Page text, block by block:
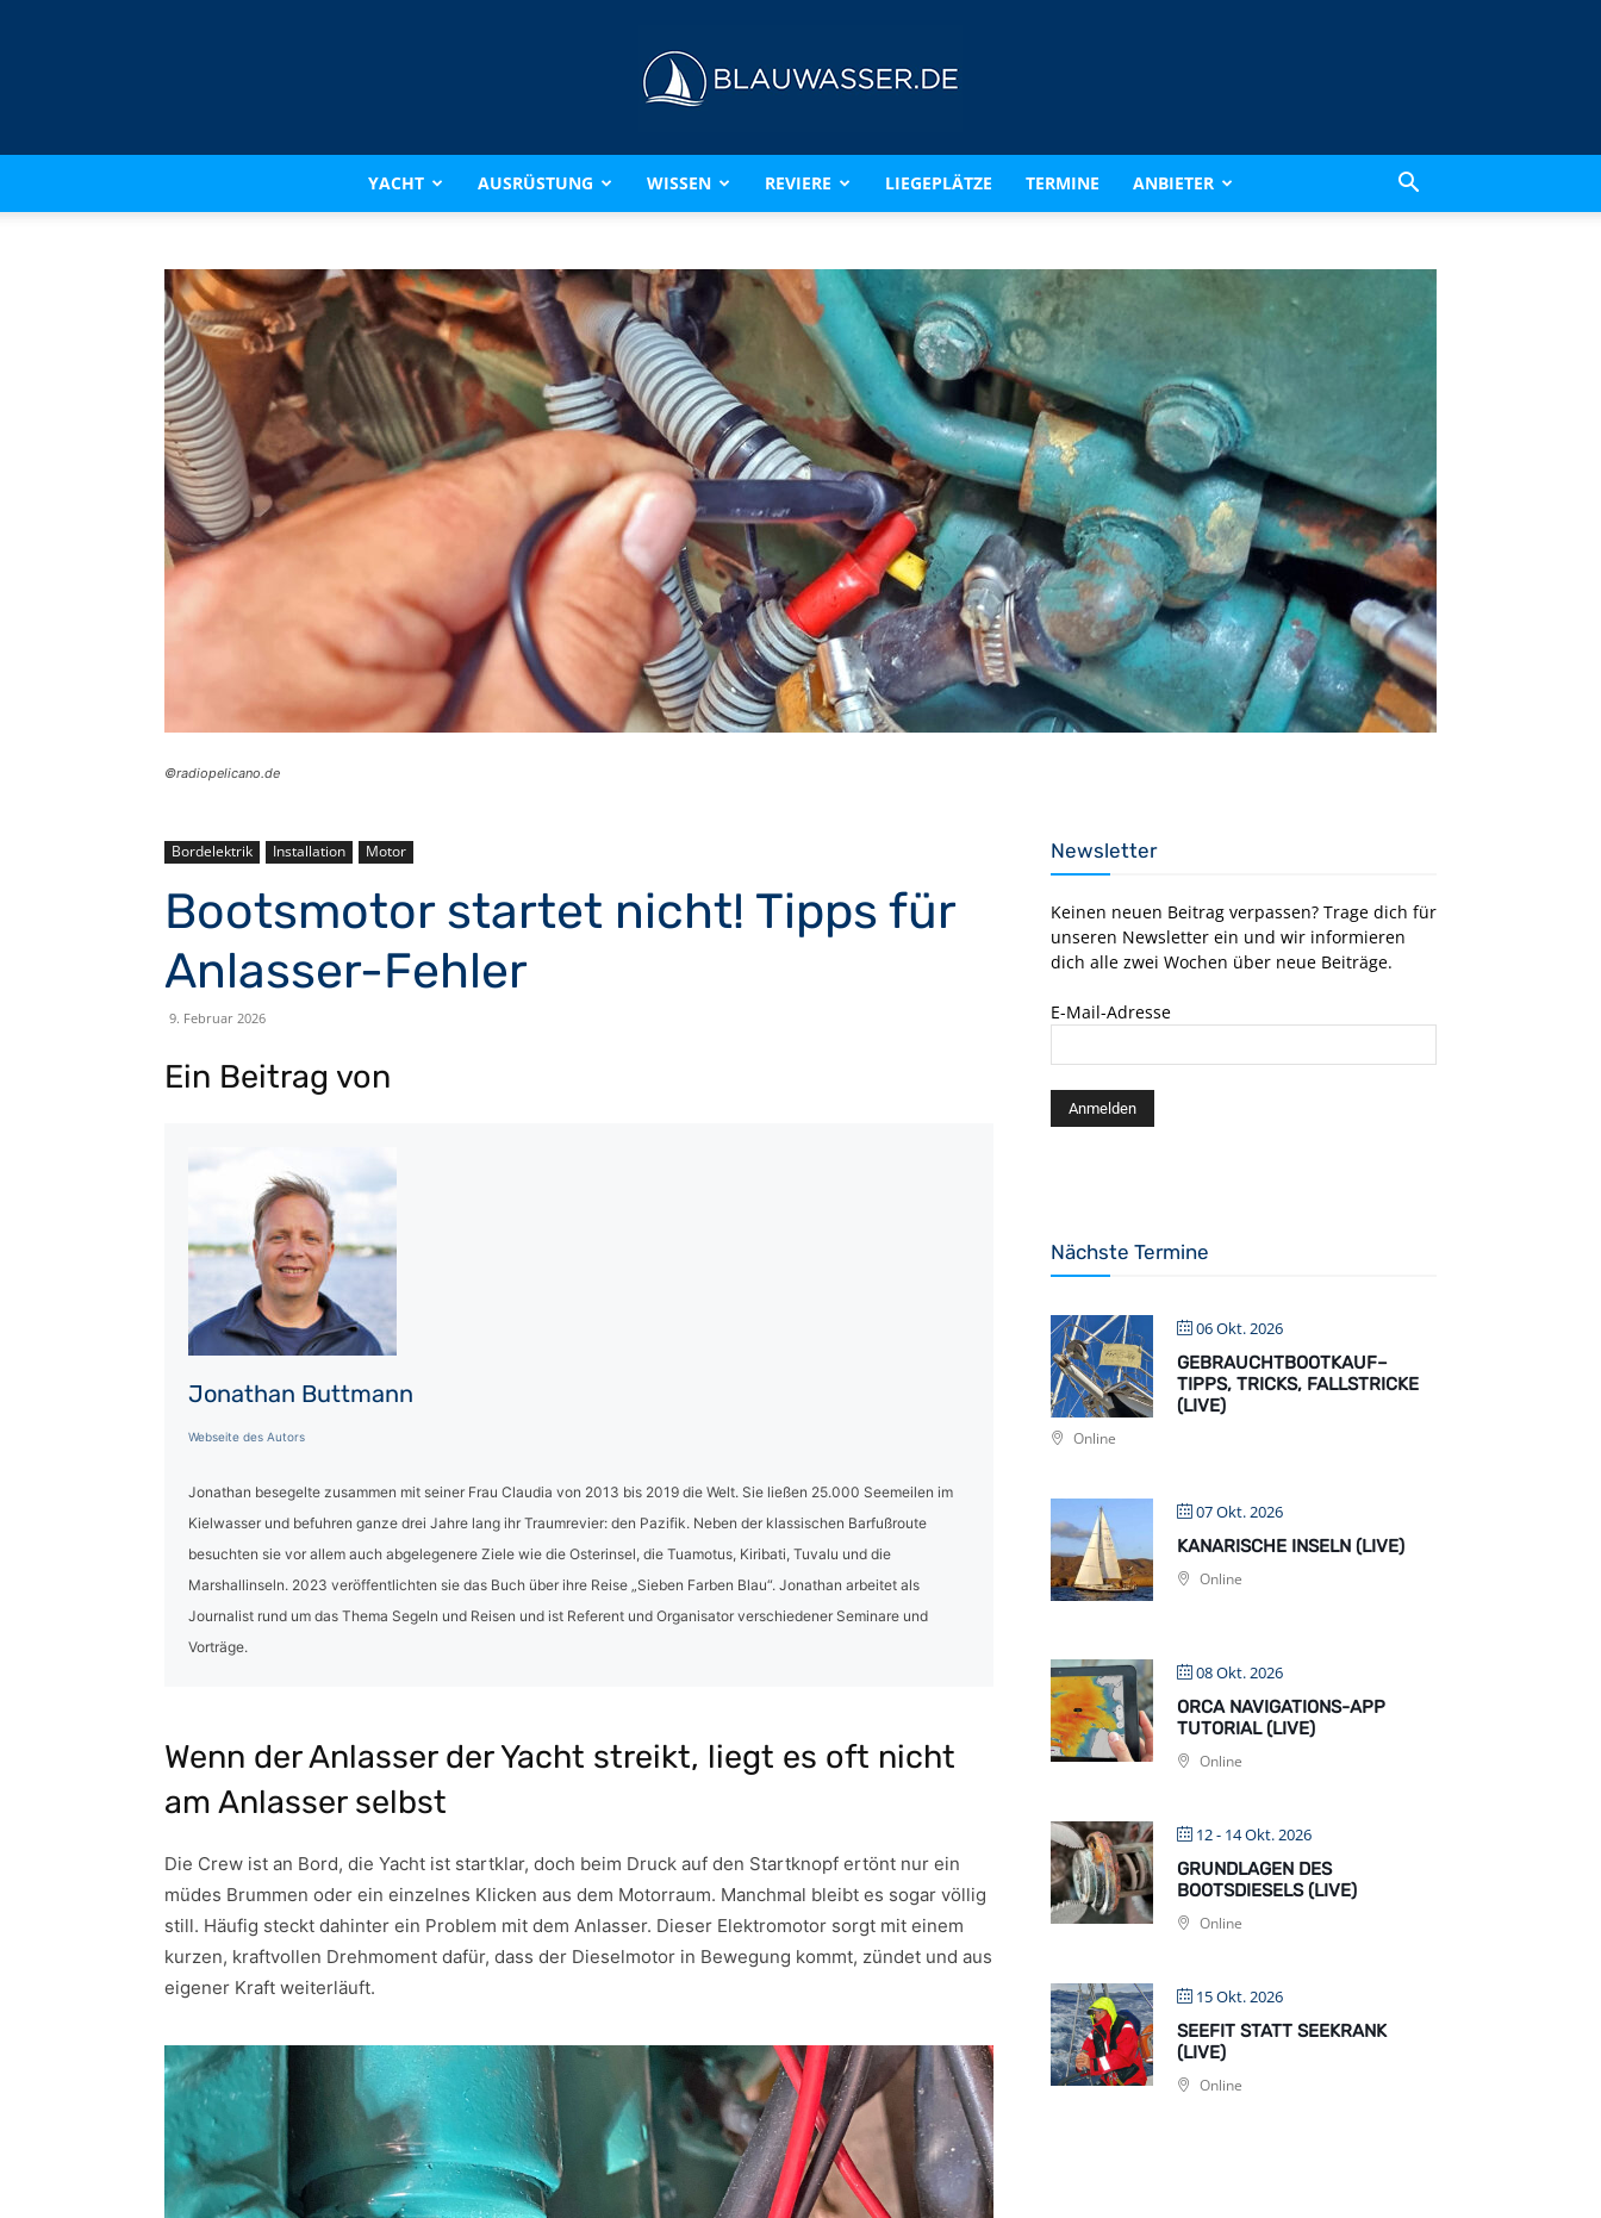
BLAUWASSER.DE
YACHT AUSRÜSTUNG WISSEN REVIERE LIEGEPLÄTZE TERMINE ANBIETER
©radiopelicano.de
Bordelektrik Installation Motor
Bootsmotor startet nicht! Tipps für
Anlasser-Fehler
9. Februar 2026
Ein Beitrag von
Jonathan Buttmann
Webseite des Autors
Jonathan besegelte zusammen mit seiner Frau Claudia von 2013 bis 2019 die Welt. Sie ließen 25.000 Seemeilen im
Kielwasser und befuhren ganze drei Jahre lang ihr Traumrevier: den Pazifik. Neben der klassischen Barfußroute
besuchten sie vor allem auch abgelegenere Ziele wie die Osterinsel, die Tuamotus, Kiribati, Tuvalu und die
Marshallinseln. 2023 veröffentlichten sie das Buch über ihre Reise „Sieben Farben Blau“. Jonathan arbeitet als
Journalist rund um das Thema Segeln und Reisen und ist Referent und Organisator verschiedener Seminare und
Vorträge.
Wenn der Anlasser der Yacht streikt, liegt es oft nicht
am Anlasser selbst
Die Crew ist an Bord, die Yacht ist startklar, doch beim Druck auf den Startknopf ertönt nur ein
müdes Brummen oder ein einzelnes Klicken aus dem Motorraum. Manchmal bleibt es sogar völlig
still. Häufig steckt dahinter ein Problem mit dem Anlasser. Dieser Elektromotor sorgt mit einem
kurzen, kraftvollen Drehmoment dafür, dass der Dieselmotor in Bewegung kommt, zündet und aus
eigener Kraft weiterläuft.
Newsletter
Keinen neuen Beitrag verpassen? Trage dich für
unseren Newsletter ein und wir informieren
dich alle zwei Wochen über neue Beiträge.
E-Mail-Adresse
Nächste Termine
06 Okt. 2026
GEBRAUCHTBOOTKAUF–
TIPPS, TRICKS, FALLSTRICKE
(LIVE)
Online
07 Okt. 2026
KANARISCHE INSELN (LIVE)
Online
08 Okt. 2026
ORCA NAVIGATIONS-APP
TUTORIAL (LIVE)
Online
12 - 14 Okt. 2026
GRUNDLAGEN DES
BOOTSDIESELS (LIVE)
Online
15 Okt. 2026
SEEFIT STATT SEEKRANK
(LIVE)
Online